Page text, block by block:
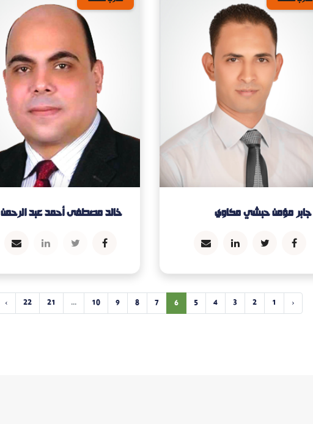
جابر مؤمن حبشي مكاوي خالد مصطفى أحمد عبد الرحمن
‹
1
2
3
4
5
6
7
8
9
10
...
21
22
›